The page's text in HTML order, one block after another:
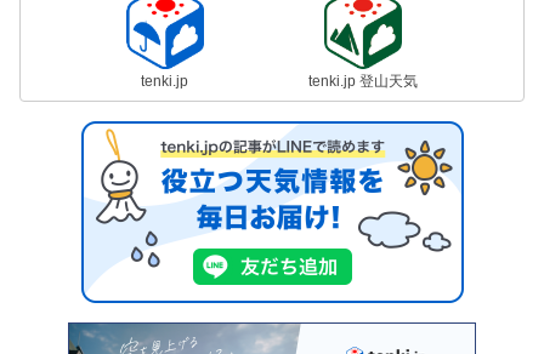
tenki.jp tenki.jp 登山天気